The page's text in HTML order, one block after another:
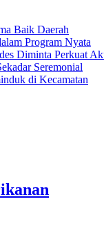
Baik Daerah
Program Nyata
Diminta Perkuat
Seremonial
di Kecamatan